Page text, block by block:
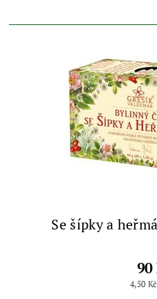
Se šípky a
90
4,50